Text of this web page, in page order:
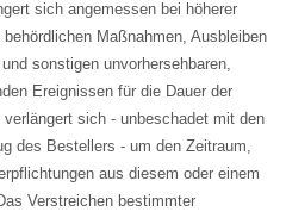
sich angemessen bei höherer
Maßnahmen, Ausbleiben
sonstigen unvorhersehbaren,
Ereignissen für die Dauer der
sich - unbeschadet mit den
des Bestellers - um den Zeitraum,
aus diesem oder einem
Verstreichen bestimmter